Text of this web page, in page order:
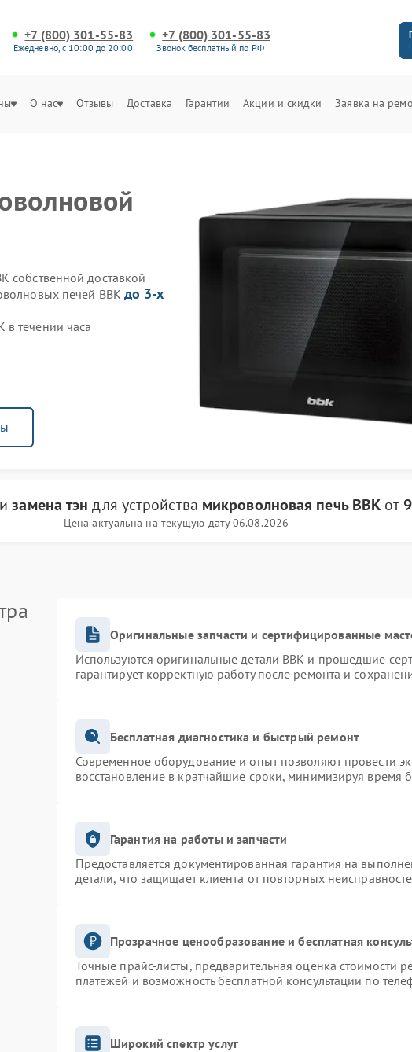
+7 (800) 301-55-83
Ежедневно, с 10:00 до 20:00
+7 (800) 301-55-83
Звонок бесплатный по РФ
О нас Отзывы Доставка Гарантии Акции и скидки Заявка на
собственной доставкой
печей BBK до 3-х
течении часа
замена тэн для устройства микроволновая печь BBK от
Цена актуальна на текущую дату 06.08.2026
Оригинальные запчасти и сертифицированные
Используются оригинальные детали BBK и прошедшие
гарантирует корректную работу после ремонта и
Бесплатная диагностика и быстрый ремонт
Современное оборудование и опыт позволяют провести
восстановление в кратчайшие сроки, минимизируя время
Гарантия на работы и запчасти
Предоставляется документированная гарантия на
детали, что защищает клиента от повторных
Прозрачное ценообразование и бесплатная
Точные прайс-листы, предварительная оценка стоимости
платежей и возможность бесплатной консультации по
Широкий спектр услуг